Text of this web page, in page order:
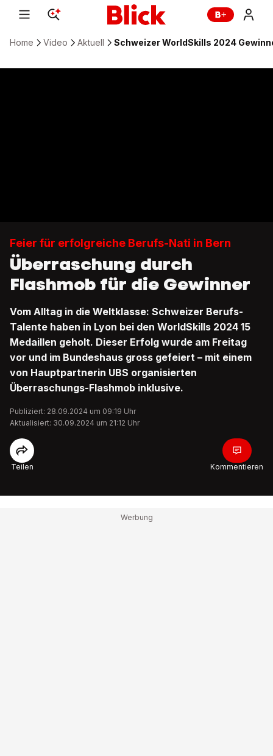
Home Video Aktuell Schweizer WorldSkills 2024
Feier für erfolgreiche Berufs-Nati in Bern
Überraschung durch
Flashmob für die Gewinner
Vom Alltag in die Weltklasse: Schweizer Berufs-
Talente haben in Lyon bei den WorldSkills 2024 15
Medaillen geholt. Dieser Erfolg wurde am Freitag
vor und im Bundeshaus gross gefeiert – mit einem
von Hauptpartnerin UBS organisierten
Überraschungs-Flashmob inklusive.
Publiziert: 28.09.2024 um 09:19 Uhr
Aktualisiert: 30.09.2024 um 21:12 Uhr
Teilen Kommentieren